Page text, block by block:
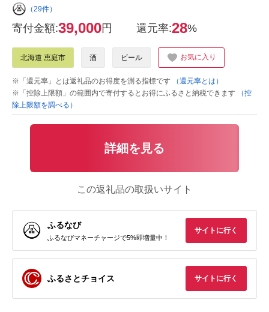
（29件）
寄付金額:39,000円 還元率:28%
北海道 恵庭市 酒 ビール お気に入り
※「還元率」とは返礼品のお得度を測る指標です
（還元率とは）
※「控除上限額」の範囲内で寄付するとお得にふるさと納税できます
（控
除上限額を調べる）
詳細を見る
この返礼品の取扱いサイト
ふるなび
ふるなびマネーチャージで5%即増量中！
サイトに行く
ふるさとチョイス サイトに行く